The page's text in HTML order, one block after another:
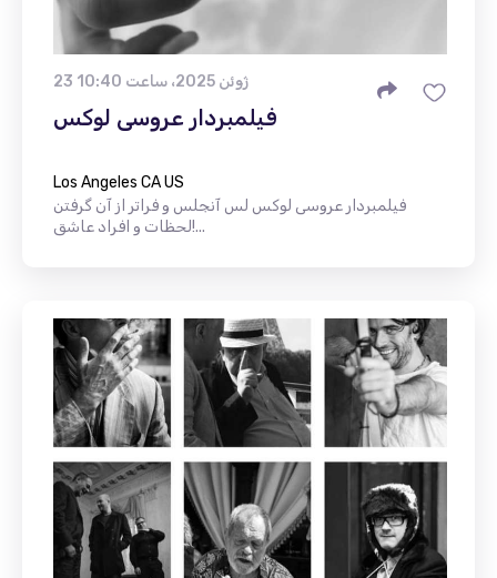
23 ژوئن 2025، ساعت 10:40
فیلمبردار عروسی لوکس
Los Angeles CA US
فیلمبردار عروسی لوکس لس آنجلس و فراتر از آن گرفتن
لحظات و افراد عاشق!...